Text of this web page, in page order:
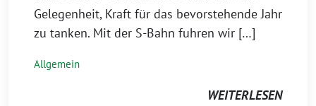
Gelegenheit, Kraft für das bevorstehende Jahr
zu tanken. Mit der S-Bahn fuhren wir […]
Allgemein
WEITERLESEN